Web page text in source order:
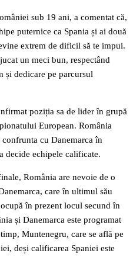
sub 19 ani, a comentat că,
puternice ca Spania și ai două
extrem de dificil să te impui.
un meci bun, respectând
și dedicare pe parcursul
poziția sa de lider în grupă
European. România
cu Danemarca în
decide echipele calificate.
România are nevoie de o
care în ultimul său
în prezent locul secund în
și Danemarca este programat
Muntenegru, care se află pe
deși calificarea Spaniei este